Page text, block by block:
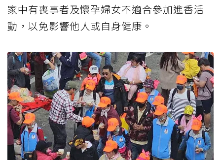
家中有喪事者及懷孕婦女不適合參加進香活
動，以免影響他人或自身健康。